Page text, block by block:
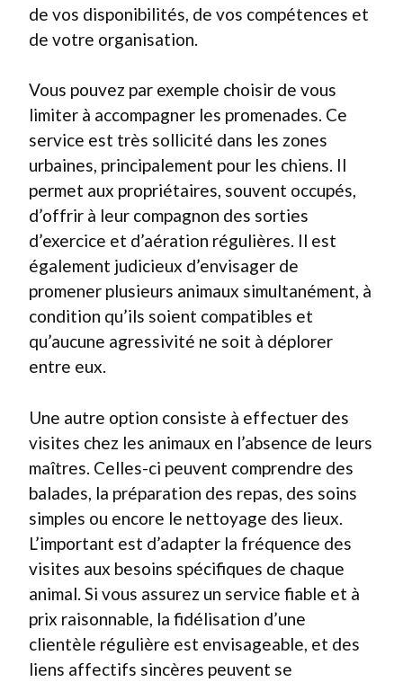
de vos disponibilités, de vos compétences et
de votre organisation.
Vous pouvez par exemple choisir de vous
limiter à accompagner les promenades. Ce
service est très sollicité dans les zones
urbaines, principalement pour les chiens. Il
permet aux propriétaires, souvent occupés,
d’offrir à leur compagnon des sorties
d’exercice et d’aération régulières. Il est
également judicieux d’envisager de
promener plusieurs animaux simultanément, à
condition qu’ils soient compatibles et
qu’aucune agressivité ne soit à déplorer
entre eux.
Une autre option consiste à effectuer des
visites chez les animaux en l’absence de leurs
maîtres. Celles-ci peuvent comprendre des
balades, la préparation des repas, des soins
simples ou encore le nettoyage des lieux.
L’important est d’adapter la fréquence des
visites aux besoins spécifiques de chaque
animal. Si vous assurez un service fiable et à
prix raisonnable, la fidélisation d’une
clientèle régulière est envisageable, et des
liens affectifs sincères peuvent se